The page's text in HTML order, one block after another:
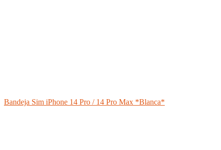
Bandeja Sim iPhone 14 Pro / 14 Pro Max *Blanca*